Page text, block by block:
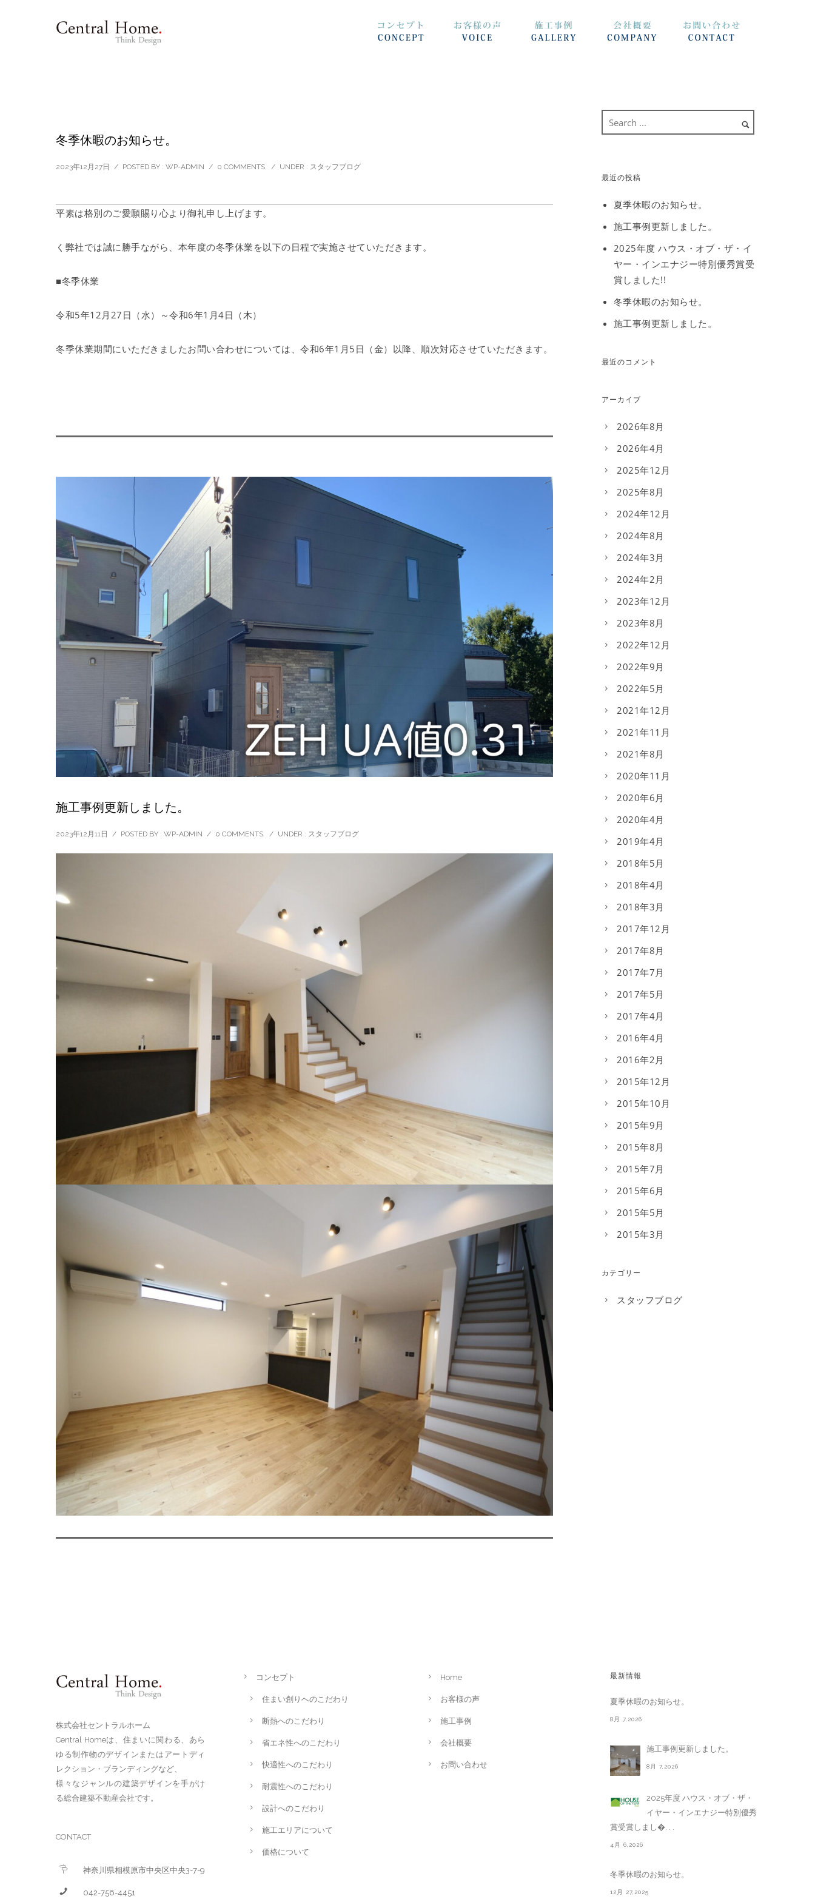
冬季休暇のお知らせ。
2023年12月27日 / POSTED BY : WP-ADMIN / 0 COMMENTS / UNDER : スタッフブログ
平素は格別のご愛願賜り心より御礼申し上げます。
く弊社では誠に勝手ながら、本年度の冬季休業を以下の日程で実施させていただきます。
■冬季休業
令和5年12月27日（水）～令和6年1月4日（木）
冬季休業期間にいただきましたお問い合わせについては、令和6年1月5日（金）以降、順次対応させていただきます。
施工事例更新しました。
2023年12月11日 / POSTED BY : WP-ADMIN / 0 COMMENTS / UNDER : スタッフブログ
最近の投稿
夏季休暇のお知らせ。
施工事例更新しました。
2025年度 ハウス・オブ・ザ・イ
ヤー・インエナジー特別優秀賞受
賞しました!!
冬季休暇のお知らせ。
施工事例更新しました。
最近のコメント
アーカイブ
2026年8月
2026年4月
2025年12月
2025年8月
2024年12月
2024年8月
2024年3月
2024年2月
2023年12月
2023年8月
2022年12月
2022年9月
2022年5月
2021年12月
2021年11月
2021年8月
2020年11月
2020年6月
2020年4月
2019年4月
2018年5月
2018年4月
2018年3月
2017年12月
2017年8月
2017年7月
2017年5月
2017年4月
2016年4月
2016年2月
2015年12月
2015年10月
2015年9月
2015年8月
2015年7月
2015年6月
2015年5月
2015年3月
カテゴリー
スタッフブログ
株式会社セントラルホーム
Central Homeは、住まいに関わる、あら
ゆる制作物のデザインまたはアートディ
レクション・ブランディングなど、
様々なジャンルの建築デザインを手がけ
る総合建築不動産会社です。
CONTACT
神奈川県相模原市中央区中央3-7-9
042-756-4451
コンセプト
住まい創りへのこだわり
断熱へのこだわり
省エネ性へのこだわり
快適性へのこだわり
耐震性へのこだわり
設計へのこだわり
施工エリアについて
価格について
Home
お客様の声
施工事例
会社概要
お問い合わせ
最新情報
夏季休暇のお知らせ。
8月 7,2026
施工事例更新しました。
8月 7,2026
2025年度 ハウス・オブ・ザ・
イヤー・インエナジー特別優秀
賞受賞しまし�. . .
4月 6,2026
冬季休暇のお知らせ。
12月 27,2025